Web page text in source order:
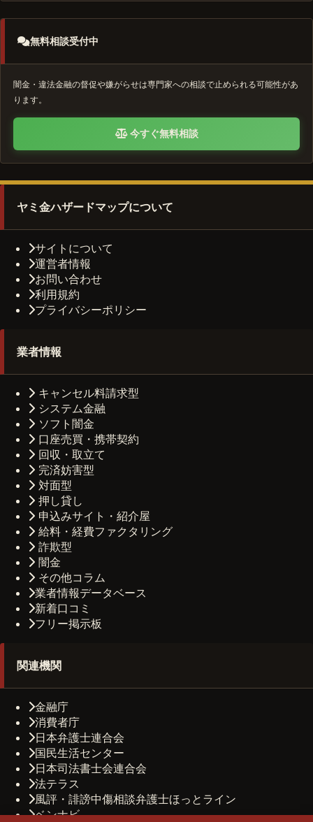
無料相談受付中
闇金・違法金融の督促や嫌がらせは専門家への相談で止められる可能性があ
ります。
今すぐ無料相談
ヤミ金ハザードマップについて
サイトについて
運営者情報
お問い合わせ
利用規約
プライバシーポリシー
業者情報
キャンセル料請求型
システム金融
ソフト闇金
口座売買・携帯契約
回収・取立て
完済妨害型
対面型
押し貸し
申込みサイト・紹介屋
給料・経費ファクタリング
詐欺型
闇金
その他コラム
業者情報データベース
新着口コミ
フリー掲示板
関連機関
金融庁
消費者庁
日本弁護士連合会
国民生活センター
日本司法書士会連合会
法テラス
風評・誹謗中傷相談弁護士ほっとライン
ベンナビ